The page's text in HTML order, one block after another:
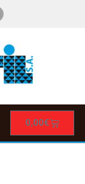
0,00€